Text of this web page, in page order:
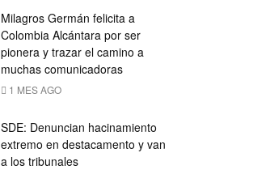
Milagros Germán felicita a
Colombia Alcántara por ser
pionera y trazar el camino a
muchas comunicadoras
1 MES AGO
SDE: Denuncian hacinamiento
extremo en destacamento y van
a los tribunales